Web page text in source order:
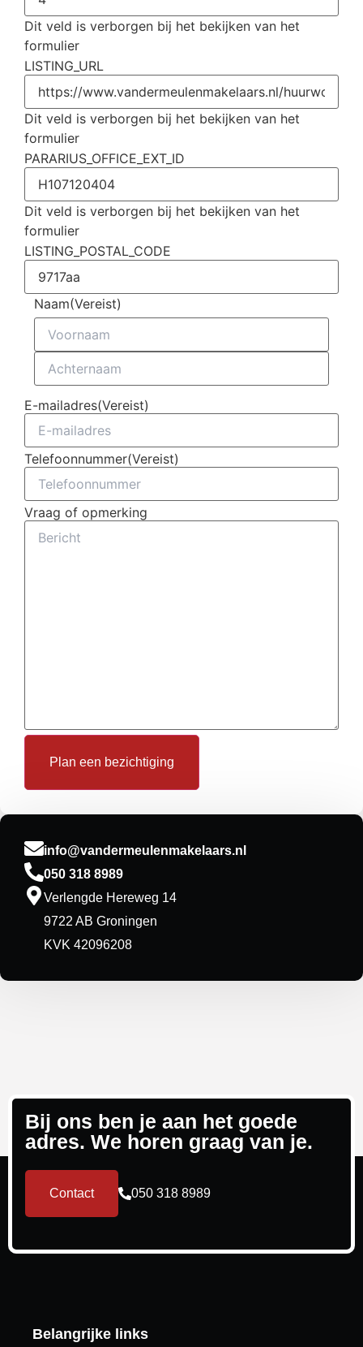
Dit veld is verborgen bij het bekijken van het
formulier
LISTING_URL
Dit veld is verborgen bij het bekijken van het
formulier
PARARIUS_OFFICE_EXT_ID
Dit veld is verborgen bij het bekijken van het
formulier
LISTING_POSTAL_CODE
Naam(Vereist)
E-mailadres(Vereist)
Telefoonnummer(Vereist)
Vraag of opmerking
info@vandermeulenmakelaars.nl
050 318 8989
Verlengde Hereweg 14
9722 AB Groningen
KVK 42096208
Bij ons ben je aan het goede
adres. We horen graag van je.
Contact 050 318 8989
Belangrijke links